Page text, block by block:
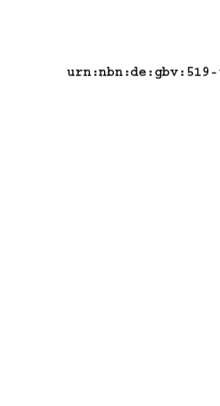
urn:nbn:de:gbv:519-